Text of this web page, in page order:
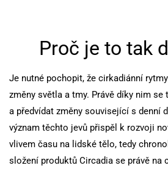
Proč je to tak
Je nutné pochopit, že cirkadiánní
změny světla a tmy. Právě díky nim
a předvídat změny související s denní
význam těchto jevů přispěl k rozvoji
vlivem času na lidské tělo, tedy
složení produktů Circadia se právě na